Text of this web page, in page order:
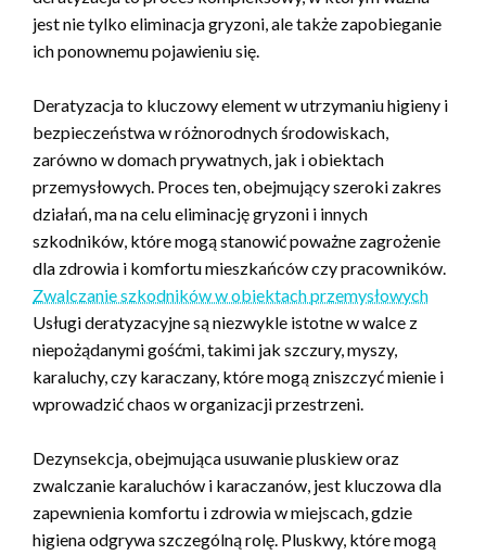
jest nie tylko eliminacja gryzoni, ale także zapobieganie
ich ponownemu pojawieniu się.
Deratyzacja to kluczowy element w utrzymaniu higieny i
bezpieczeństwa w różnorodnych środowiskach,
zarówno w domach prywatnych, jak i obiektach
przemysłowych. Proces ten, obejmujący szeroki zakres
działań, ma na celu eliminację gryzoni i innych
szkodników, które mogą stanowić poważne zagrożenie
dla zdrowia i komfortu mieszkańców czy pracowników.
Zwalczanie szkodników w obiektach przemysłowych
Usługi deratyzacyjne są niezwykle istotne w walce z
niepożądanymi gośćmi, takimi jak szczury, myszy,
karaluchy, czy karaczany, które mogą zniszczyć mienie i
wprowadzić chaos w organizacji przestrzeni.
Dezynsekcja, obejmująca usuwanie pluskiew oraz
zwalczanie karaluchów i karaczanów, jest kluczowa dla
zapewnienia komfortu i zdrowia w miejscach, gdzie
higiena odgrywa szczególną rolę. Pluskwy, które mogą